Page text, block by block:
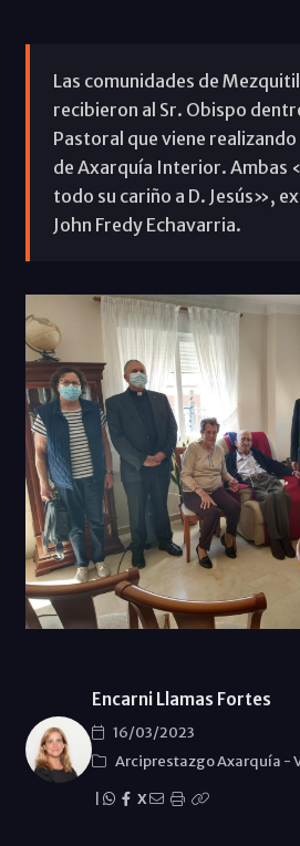
Las comunidades de
recibieron al Sr. Obispo
Pastoral que viene
de Axarquía Interior. Ambas
todo su cariño a D. Jesús»,
John Fredy Echavarria.
Encarni Llamas Fortes
16/03/2023
Arciprestazgo Axarquía -
X